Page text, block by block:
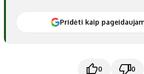
Pridėti kaip
0 0